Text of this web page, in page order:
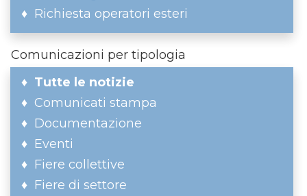
Richiesta operatori esteri
Comunicazioni per tipologia
Tutte le notizie
Comunicati stampa
Documentazione
Eventi
Fiere collettive
Fiere di settore